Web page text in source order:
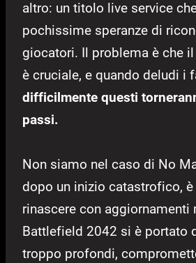
altro: un titolo live service
pochissime speranze di
giocatori. Il problema è che
è cruciale, e quando deludi i
difficilmente questi
passi.
Non siamo nel caso di No
dopo un inizio catastrofico,
rinascere con aggiornamenti
Battlefield 2042 si è portato
troppo profondi,